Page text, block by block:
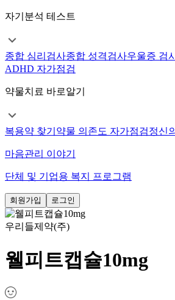
자기분석 테스트
종합 심리검사종합 성격검사우울증 검
ADHD 자가점검
약물치료 바로알기
복용약 찾기 약물 의존도 자가점검정신
마음관리 이야기
단체 및 기업용 복지 프로그램
회원가입 로그인
우리들제약(주)
웰피트캡슐10mg